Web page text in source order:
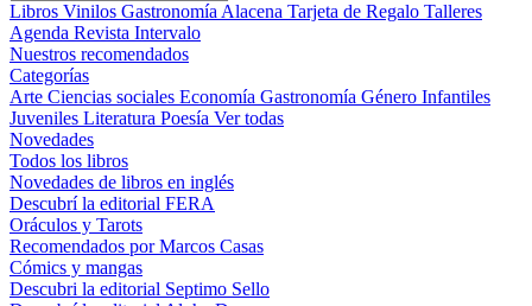
Libros Vinilos Gastronomía Alacena Tarjeta de Regalo Talleres
Agenda Revista Intervalo
Nuestros recomendados
Categorías
Arte Ciencias sociales Economía Gastronomía Género Infantiles
Juveniles Literatura Poesía Ver todas
Novedades
Todos los libros
Novedades de libros en inglés
Descubrí la editorial FERA
Oráculos y Tarots
Recomendados por Marcos Casas
Cómics y mangas
Descubri la editorial Septimo Sello